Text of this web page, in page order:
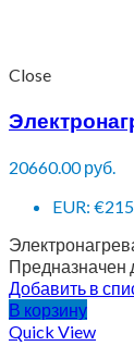
Close
20660.00руб.
EUR:
Предназначен
Добавить в
В корзину
Quick View